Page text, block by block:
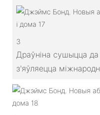
3
Драўніна сушыцца да
з'яўляецца